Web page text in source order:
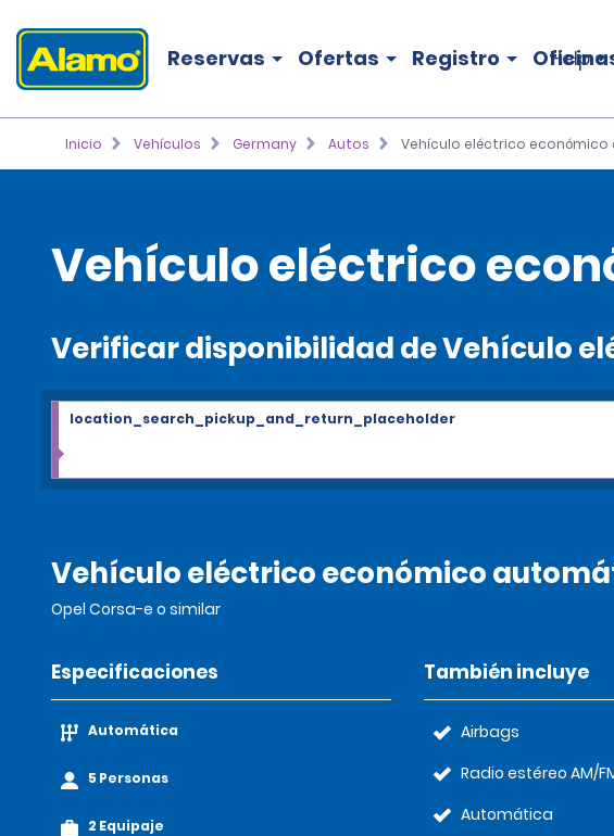
Reservas Ofertas Registro Help
Inicio Vehículos Germany Autos Vehículo eléctrico
Vehículo eléctrico
Verificar disponibilidad de Vehículo
location_search_pickup_and_return_placeholder
Vehículo eléctrico económico
Opel Corsa-e o similar
Especificaciones
Automática
5 Personas
2 Equipaje
También incluye
Airbags
Radio estéreo AM/
Automática